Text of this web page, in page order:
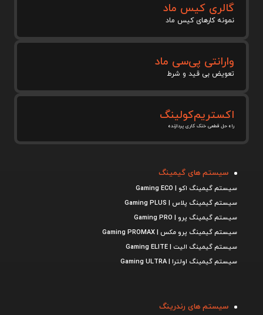
گالری کیس ماد
نمونه کارهای کیس ماد
وارانتی پی‌سی ماد
تعویض بی قید و شرط
اکستریم‌کولینگ
راه حل قطعی خنک کاری پردازنده
سیستم های گیمینگ
سیستم گیمینگ اکو | Gaming ECO
سیستم گیمینگ پلاس | Gaming PLUS
سیستم گیمینگ پرو | Gaming PRO
سیستم گیمینگ پرو مکس | Gaming PROMAX
سیستم گیمینگ الیت | Gaming ELITE
سیستم گیمینگ اولترا | Gaming ULTRA
سیستم های رندرینگ